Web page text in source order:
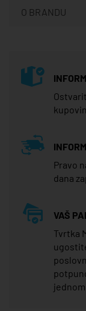
O BRANDU
Pravo
dana
VAŠ
Tvrtka